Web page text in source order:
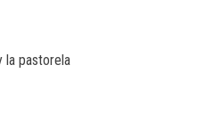
la pastorela